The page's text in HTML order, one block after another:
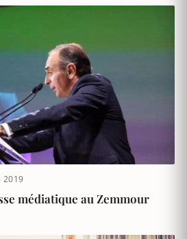
2019
médiatique au Zemmour